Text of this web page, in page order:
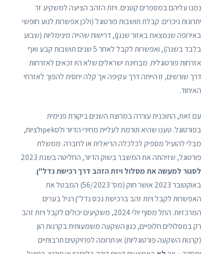
נמנו עליהם במספרים קטנים. ויזת הזהב הציעה למשקיע זר
יתרונות ניכרים: קבלת תושבות פורטוגל (ולכן אפשרות לנוע חופשי
באירופה שנמצאת באזור שנגן), דרישות שהייה מינימליות (שבוע
בלבד בשנה), ואפשרות לקבל לאחר 5 שנים תושבות קבע ואף
אזרחות פורטוגלית. מבחינת ישראלים שלא היו זכאים לאזרחות
דרך שורשים, זו הייתה דרך עקיפה אך קלה יחסית להפוך לאזרחי
האיחוד.
עם זאת, התוכנית עוררה במרוצת השנים ביקורת פנימית
בפורטוגל. טענו שהיא תורמת לעליית מחירי הדיור ולסpekולציות,
מבלי להועיל מספיק לכלכלה הריאלית או לחברה. ממשלת
פורטוגל, שזיהתה את המשבר בשוק הדיור, החליטה בשנת 2023
לסגור למעשה את מסלול ויזת הזהב דרך רכישת נדל"ן.
באוקטובר 2023 אושר חוק (מס' 56/2023) המבטל את
האפשרות לקבל ויזת זהב ברכישת נכס נדל"ן רגיל בערים
המרכזיות. החל מסוף יולי 2024, משקיעים יכולים לקבל ויזת זהב
רק במסלולים חלופיים, כגון השקעה משמעותית בקרנות הון
(קרנות השקעה פורטוגליות) או תרומה לפרויקטים תרבותיים